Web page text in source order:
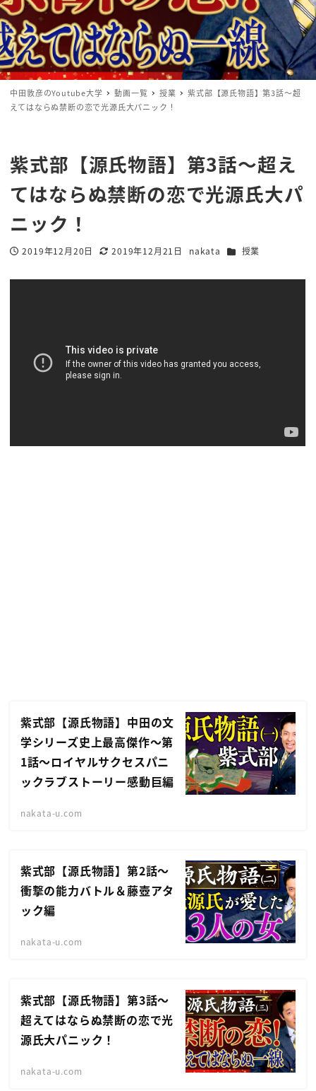
中田敦彦のYoutube大学 動画一覧 授業
紫式部【源氏物語】第3話〜超
えてはならぬ禁断の恋で光源氏大パニック！
紫式部【源氏物語】第3話〜超え
てはならぬ禁断の恋で光源氏大パ
ニック！
投稿日
2019年12月20日
更新日
2019年12月21日
著
nakata カテゴリー
授業
紫式部【源氏物語】中田の文
学シリーズ史上最高傑作〜第
1話〜ロイヤルサクセスパニ
ックラブストーリー感動巨編
nakata-u.com
紫式部【源氏物語】第2話〜
衝撃の能力バトル＆藤壺アタ
ック編
nakata-u.com
紫式部【源氏物語】第3話〜
超えてはならぬ禁断の恋で光
源氏大パニック！
nakata-u.com